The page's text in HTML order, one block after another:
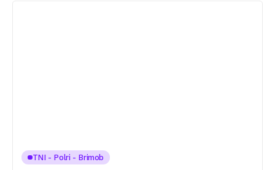
TNI - Polri - Brimob